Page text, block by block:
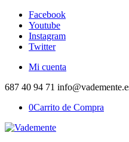
Facebook
Youtube
Instagram
Twitter
Mi cuenta
687 40 94 71
0Carrito de Compra